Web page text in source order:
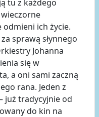
tu z każdego
ich życie.
sprawą słynnego
Johanna
się w
a oni sami zaczną
rana. Jeden z
już tradycyjnie od
do kin na